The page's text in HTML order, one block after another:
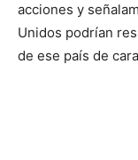
acciones y
Unidos podrían
de ese país de